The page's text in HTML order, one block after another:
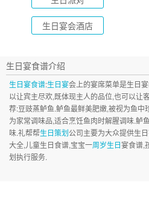
生日宴会酒店
生日宴食谱介绍
生日宴食谱:生日宴会上的宴席菜单是生日
以让宾主尽欢,既体现主人的品位,也可以让
荐:豆豉蒸鲈鱼.鲈鱼最鲜美肥嫩,被视为鱼
为家常调味品,适合烹饪鱼肉时解腥调味.鲈
味.礼帮帮生日策划公司主要为大众提供生
大全,儿童生日食谱,宝宝一周岁生日宴食谱,
划执行服务.